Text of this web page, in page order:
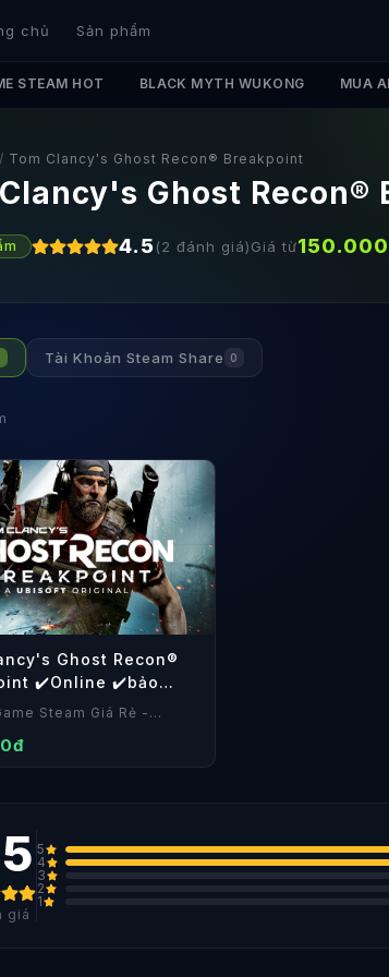
chủ Sản phẩm
STEAM HOT BLACK MYTH WUKONG MUA
/ Tom Clancy's Ghost Recon® Breakpoint
Ghost Recon®
4.5 (2 đánh giá)Giá từ150.000
Tài Khoản Steam Share 0
Ghost Recon®
✔️Online ✔️bảo
Steam Giá Rẻ -
giá
5
4
3
2
1